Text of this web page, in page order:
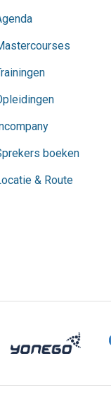
boeken
& Route